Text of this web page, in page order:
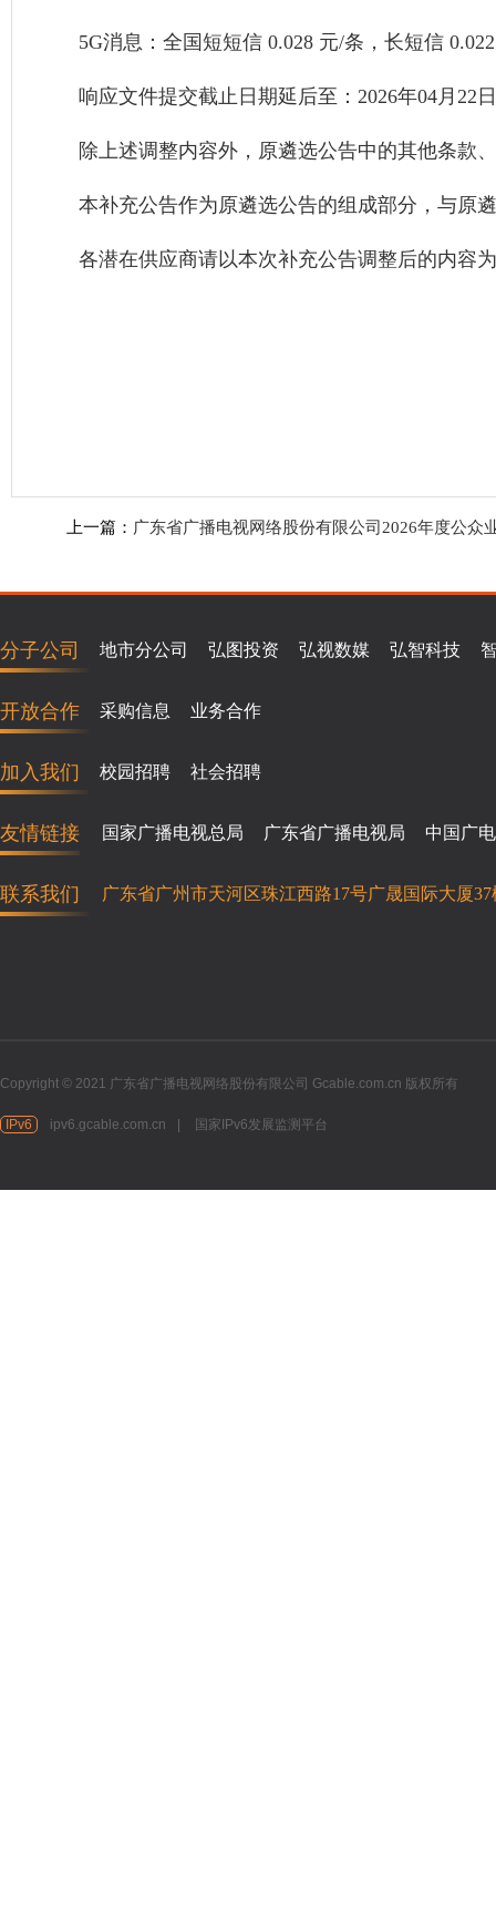
5G消息：全国短短信 0.028 元/条，长短信
响应文件提交截止日期延后至：2026年04月22
除上述调整内容外，原遴选公告中的其他条款
本补充公告作为原遴选公告的组成部分，与原
各潜在供应商请以本次补充公告调整后的内容
上一篇： 广东省广播电视网络股份有限公司2026年度公众
分子公司 地市分公司 弘图投资 弘视数媒 弘智科技
开放合作 采购信息 业务合作
加入我们 校园招聘 社会招聘
友情链接 国家广播电视总局 广东省广播电视局 中国广电
联系我们 广东省广州市天河区珠江西路17号广晟国际大厦37
Copyright © 2021 广东省广播电视网络股份有限公司 Gcable.com.cn 版权所有
IPv6 ipv6.gcable.com.cn 国家IPv6发展监测平台